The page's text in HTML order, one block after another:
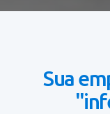
Sua